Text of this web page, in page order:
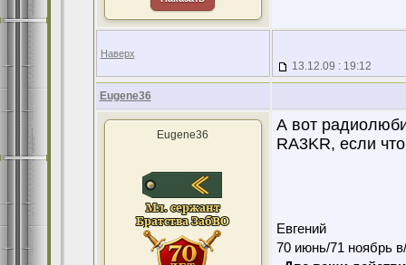
Наверх
13.12.09 : 19:12
Eugene36
Eugene36
А вот
RA3KR, если что
Евгений
70 июнь/71 ноябрь